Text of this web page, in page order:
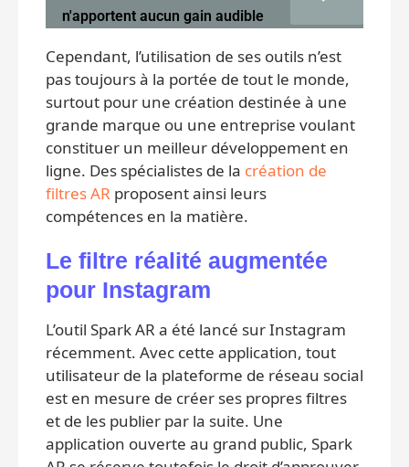
n'apportent aucun gain audible
Cependant, l’utilisation de ses outils n’est
pas toujours à la portée de tout le monde,
surtout pour une création destinée à une
grande marque ou une entreprise voulant
constituer un meilleur développement en
ligne. Des spécialistes de la création de
filtres AR proposent ainsi leurs
compétences en la matière.
Le filtre réalité augmentée
pour Instagram
L’outil Spark AR a été lancé sur Instagram
récemment. Avec cette application, tout
utilisateur de la plateforme de réseau social
est en mesure de créer ses propres filtres
et de les publier par la suite. Une
application ouverte au grand public, Spark